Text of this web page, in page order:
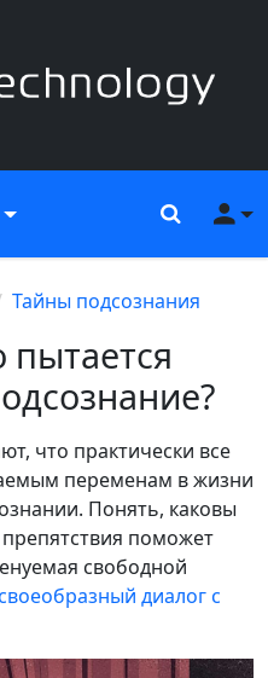
Поиск
Тайны подсознания
пытается
что практически все
переменам в жизни
Понять, каковы
поможет
свободной
диалог с